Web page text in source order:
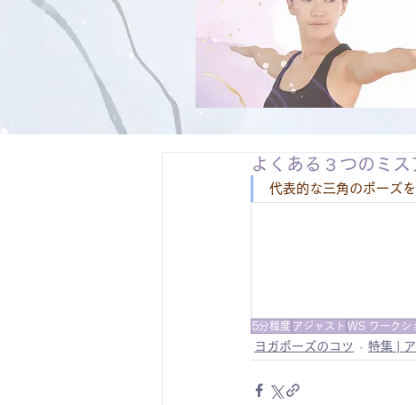
よくある３つのミ
代表的な三角のポーズを
5分程度 アジャスト WS ワークシ
ヨガポーズのコツ 特集 |